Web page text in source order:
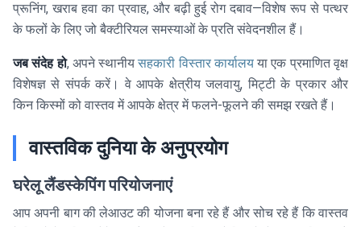
प्रूनिंग, खराब हवा का प्रवाह, और बढ़ी हुई रोग दबाव—विशेष रूप से पत्थर
के फलों के लिए जो बैक्टीरियल समस्याओं के प्रति संवेदनशील हैं।
जब संदेह हो, अपने स्थानीयसहकारी विस्तार कार्यालयया एक प्रमाणित वृक्ष
विशेषज्ञ से संपर्क करें। वे आपके क्षेत्रीय जलवायु, मिट्टी के प्रकार और
किन किस्मों को वास्तव में आपके क्षेत्र में फलने-फूलने की समझ रखते हैं।
वास्तविक दुनिया के अनुप्रयोग
घरेलू लैंडस्केपिंग परियोजनाएं
आप अपनी बाग की लेआउट की योजना बना रहे हैं और सोच रहे हैं कि वास्तव